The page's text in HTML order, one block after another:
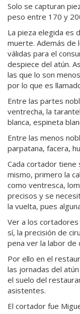
Solo se capturan
peso entre 170 y
La pieza elegida es
muerte. Además de
válidas para el
despiece del atún.
las que lo son
por lo que es
Entre las partes
ventrecha, la
blanca, espineta
Entre las menos
parpatana, facera,
Cada cortador tiene
mismo, primero la
como ventresca,
precisos y se
la vuelta, pues
Ver a los
sí, la precisión de
pena ver la labor de
Por ello en el
las jornadas del
el suelo del
asistentes.
El cortador fue